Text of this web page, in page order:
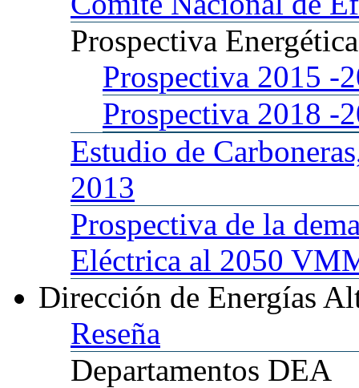
Prospectiva
Prospectiva 2015 -
Prospectiva 2018 -
Estudio de
2013
Prospectiva de la
Eléctrica al 2050
Dirección de Energías
Reseña
Departamentos DEA